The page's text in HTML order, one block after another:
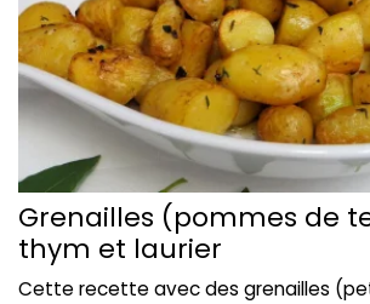
Grenailles (pommes de
thym et laurier
Cette recette avec des grenailles